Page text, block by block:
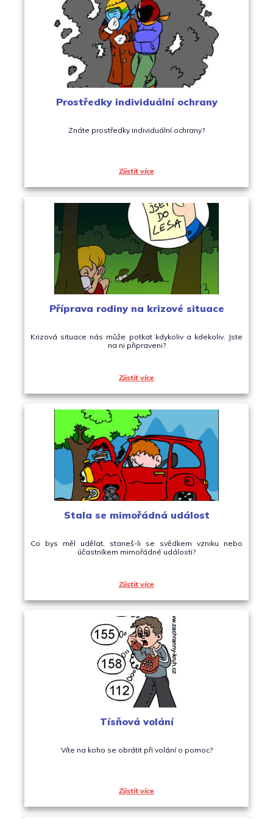
Prostředky individuální ochrany
Znáte prostředky individuální ochrany?
Zjistit více
Příprava rodiny na krizové situace
Krizová situace nás může potkat kdykoliv a kdekoliv. Jste
na ni připraveni?
Zjistit více
Stala se mimořádná událost
Co bys měl udělat, staneš-li se svědkem vzniku nebo
účastníkem mimořádné události?
Zjistit více
Tísňová volání
Víte na koho se obrátit při volání o pomoc?
Zjistit více